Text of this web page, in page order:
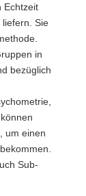
Echtzeit
liefern. Sie
in
bezüglich
um einen
Sub-